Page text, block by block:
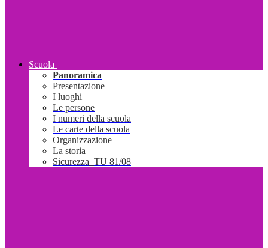
Scuola
Panoramica
Presentazione
I luoghi
Le persone
I numeri della scuola
Le carte della scuola
Organizzazione
La storia
Sicurezza_TU 81/08